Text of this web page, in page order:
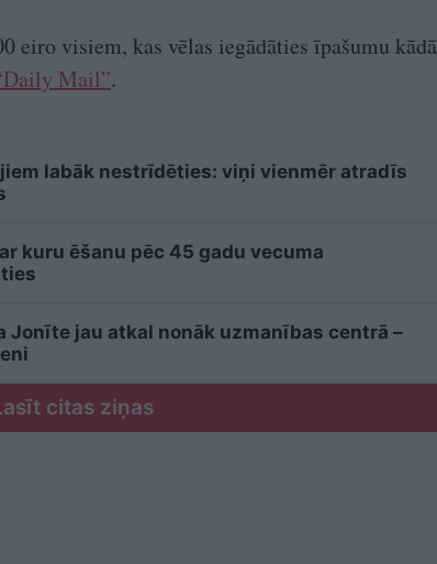
eiro visiem, kas vēlas iegādāties īpašumu kādā
Mail”.
labāk nestrīdēties: viņi vienmēr atradīs
kuru ēšanu pēc 45 gadu vecuma
Jonīte jau atkal nonāk uzmanības centrā –
citas ziņas